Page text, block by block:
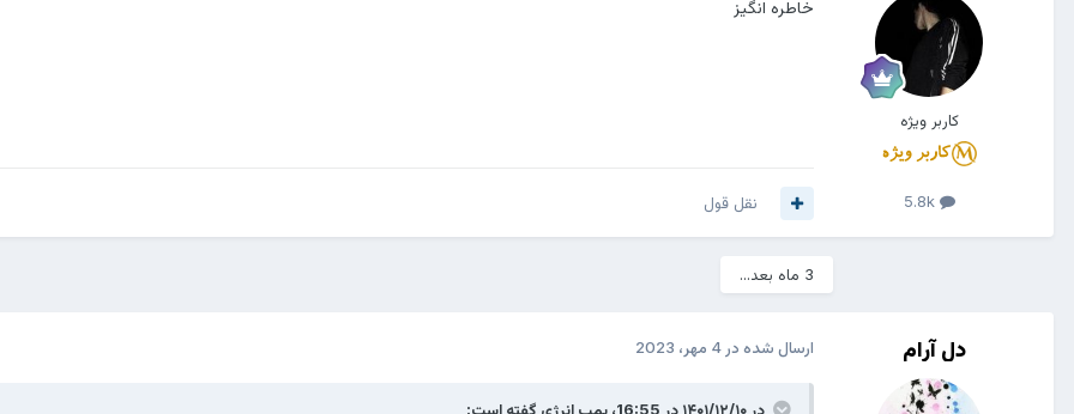
کاربر ویژه
5.8k
خاطرہ انگیز
نقل قول
3 ماه بعد...
دل آرام ارسال شده در 4 مهر، 2023
در ۱۴۰۱/۱۲/۱۰ در 16:55، بمب انرژی گفته است: